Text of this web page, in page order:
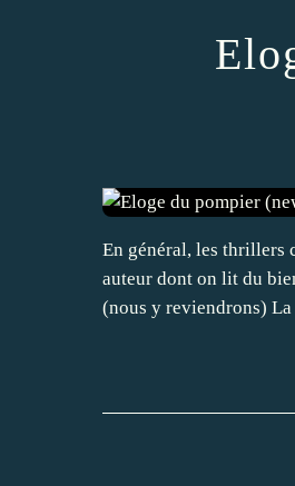
En général, les thrillers
auteur dont on lit du
(nous y reviendrons)